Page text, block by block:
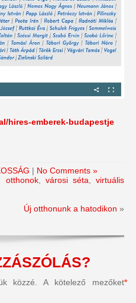
hires-emberek-budapestje
| No Comments »
otthonok, városi séta ,virtuális
Új otthonunk a hatodikon »
közzé. A kötelező mezőket*